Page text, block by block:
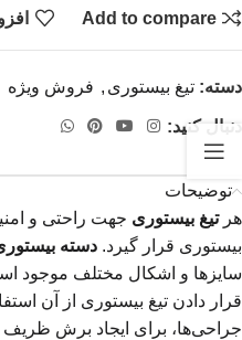
Add to compare
دسته: تیغ بیستوری , فروش ویژه
دنبال کنید:
توضیحات
هرتیغ بیستوری جهت راحتی و
بیستوری قرار گیرد. دسته
سایزها و اشکال مختلف موجود
قرار دادن تیغ بیستوری از آن
جراحی‌ها، برای ایجاد برش